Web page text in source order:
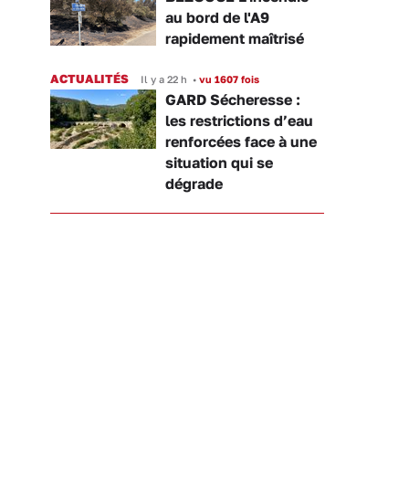
au bord de l'A9
rapidement maîtrisé
ACTUALITÉS Il y a 22 h • vu 1607 fois
GARD Sécheresse :
les restrictions d’eau
renforcées face à une
situation qui se
dégrade